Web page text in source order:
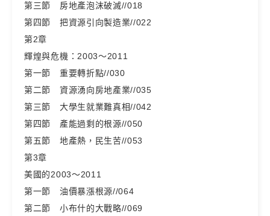
第三節 房地產泡沫破滅//018
第四節 把資源引向製造業//022
第2章
輝煌與危機：2003～2011
第一節 重要轉折點//030
第二節 資源湧向房地產業//035
第三節 大學生就業難真相//042
第四節 產能過剩的根源//050
第五節 地產熱，民生苦//053
第3章
美國的2003～2011
第一節 油價暴漲根源//064
第二節 小布什的大戰略//069